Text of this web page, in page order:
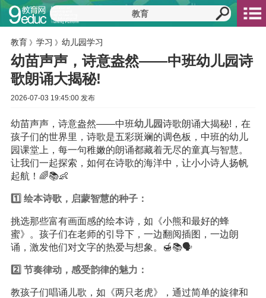
教育 》 学习 》 幼儿园学习
幼苗声声，诗意盎然——中班幼儿园诗
歌朗诵大揭秘!
2026-07-03 19:45:00 发布
幼苗声声，诗意盎然——中班幼儿园诗歌朗诵大揭秘!，在
孩子们的世界里，诗歌是五彩斑斓的调色板，中班的幼儿
园课堂上，每一句稚嫩的朗诵都藏着无尽的童真与智慧。
让我们一起探索，如何在诗歌的海洋中，让小小诗人扬帆
起航！🌈📚👶
1️⃣ 绘本诗歌，启蒙智慧的种子：
挑选那些富有画面感的绘本诗，如《小熊和最好的蜂
蜜》。孩子们在老师的引导下，一边翻阅插图，一边朗
诵，激发他们对文字的热爱与想象。🍯📚🗣️
2️⃣ 节奏律动，感受韵律的魅力：
教孩子们唱诵儿歌，如《两只老虎》，通过简单的旋律和